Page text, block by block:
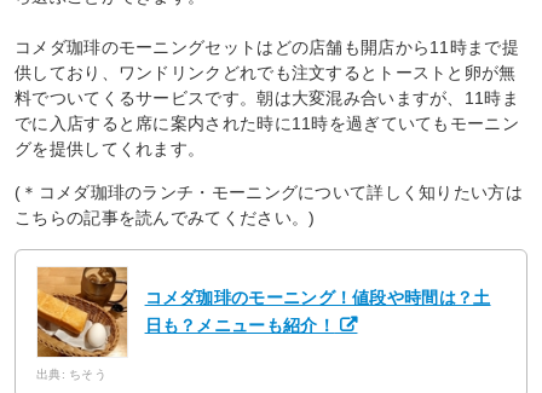
コメダ珈琲のモーニングセットはどの店舗も開店から11時まで提
供しており、ワンドリンクどれでも注文するとトーストと卵が無
料でついてくるサービスです。朝は大変混み合いますが、11時ま
でに入店すると席に案内された時に11時を過ぎていてもモーニン
グを提供してくれます。
(＊コメダ珈琲のランチ・モーニングについて詳しく知りたい方は
こちらの記事を読んでみてください。)
コメダ珈琲のモーニング！値段や時間は？土
日も？メニューも紹介！
出典: ちそう